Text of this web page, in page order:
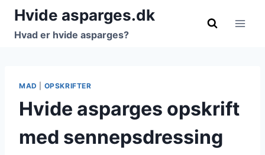
Fortsæt
indhold
Hvide asparges.dk
Hvad er hvide asparges?
MAD OPSKRIFTER
Hvide asparges opskrift
med sennepsdressing